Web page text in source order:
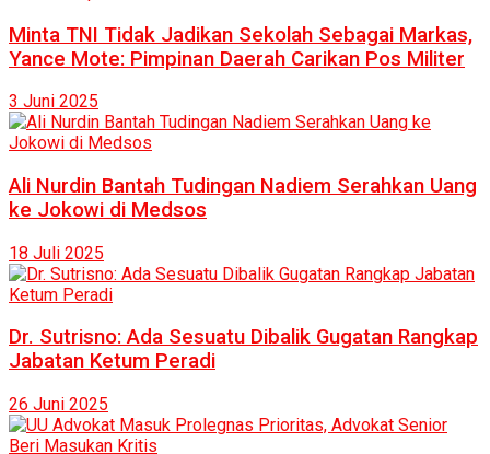
Minta TNI Tidak Jadikan Sekolah Sebagai Markas,
Yance Mote: Pimpinan Daerah Carikan Pos Militer
3 Juni 2025
Ali Nurdin Bantah Tudingan Nadiem Serahkan Uang
ke Jokowi di Medsos
18 Juli 2025
Dr. Sutrisno: Ada Sesuatu Dibalik Gugatan Rangkap
Jabatan Ketum Peradi
26 Juni 2025